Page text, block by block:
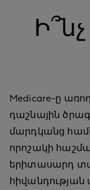
Medicare-ը
դաշնային
մարդկանց
որոշակի
երիտասարդ
հիվանդության